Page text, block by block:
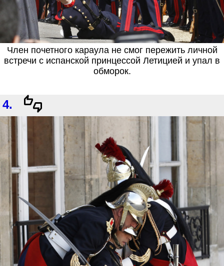
Член почетного караула не смог пережить личной
встречи с испанской принцессой Летицией и упал в
обморок.
4.